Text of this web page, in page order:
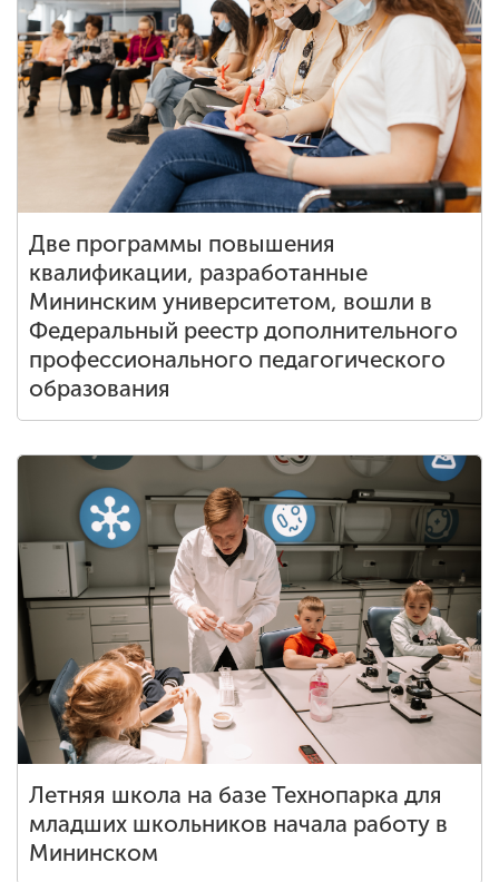
Две программы повышения
квалификации, разработанные
Мининским университетом, вошли в
Федеральный реестр дополнительного
профессионального педагогического
образования
Летняя школа на базе Технопарка для
младших школьников начала работу в
Мининском